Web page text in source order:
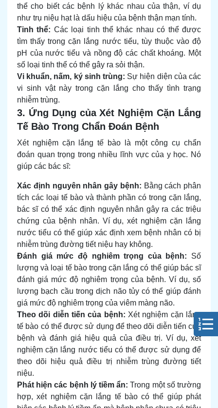
thể cho biết các bệnh lý khác nhau của thận, ví dụ
như trụ niệu hạt là dấu hiệu của bệnh thận mạn tính.
Tinh thể: Các loại tinh thể khác nhau có thể được
tìm thấy trong cặn lắng nước tiểu, tùy thuộc vào độ
pH của nước tiểu và nồng độ các chất khoáng. Một
số loại tinh thể có thể gây ra sỏi thận.
Vi khuẩn, nấm, ký sinh trùng: Sự hiện diện của các
vi sinh vật này trong cặn lắng cho thấy tình trạng
nhiễm trùng.
3. Ứng Dụng của Xét Nghiệm Cặn Lắng
Tế Bào Trong Chẩn Đoán Bệnh
Xét nghiệm cặn lắng tế bào là một công cụ chẩn
đoán quan trọng trong nhiều lĩnh vực của y học. Nó
giúp các bác sĩ:
Xác định nguyên nhân gây bệnh: Bằng cách phân
tích các loại tế bào và thành phần có trong cặn lắng,
bác sĩ có thể xác định nguyên nhân gây ra các triệu
chứng của bệnh nhân. Ví dụ, xét nghiệm cặn lắng
nước tiểu có thể giúp xác định xem bệnh nhân có bị
nhiễm trùng đường tiết niệu hay không.
Đánh giá mức độ nghiêm trọng của bệnh: Số
lượng và loại tế bào trong cặn lắng có thể giúp bác sĩ
đánh giá mức độ nghiêm trọng của bệnh. Ví dụ, số
lượng bạch cầu trong dịch não tủy có thể giúp đánh
giá mức độ nghiêm trọng của viêm màng não.
Theo dõi diễn tiến của bệnh: Xét nghiệm cặn lắng
tế bào có thể được sử dụng để theo dõi diễn tiến của
bệnh và đánh giá hiệu quả của điều trị. Ví dụ, xét
nghiệm cặn lắng nước tiểu có thể được sử dụng để
theo dõi hiệu quả điều trị nhiễm trùng đường tiết
niệu.
Phát hiện các bệnh lý tiềm ẩn: Trong một số trường
hợp, xét nghiệm cặn lắng tế bào có thể giúp phát